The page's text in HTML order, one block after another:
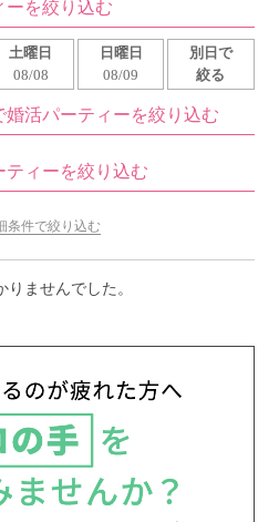
リシー launch
で最新情報を配信中！
店の中から
結婚相談所をご紹介
ーを絞り込む
土曜日
08/08
日曜日
08/09
別日で
絞る
活パーティーを絞り込む
ティーを絞り込む
条件で絞り込む
ませんでした。